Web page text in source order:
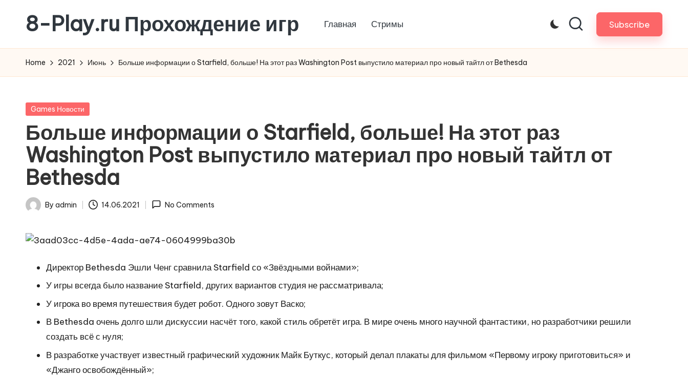
content
8-Play.ru Прохождение игр Главная Стримы Subscribe
Home 2021 Июнь Больше информации о Starfield, больше! На этот раз Washington Post выпустило материал про новый тайтл от Bethesda
Posted
Games Новости
Больше информации о Starfield, больше! На этот раз
Washington Post выпустило материал про новый тайтл от
Bethesda
Posted
By admin 14.06.2021 No Comments
Директор Bethesda Эшли Ченг сравнила Starfield со «Звёздными войнами»;
У игры всегда было название Starfield, других вариантов студия не рассматривала;
У игрока во время путешествия будет робот. Одного зовут Васко;
В Bethesda очень долго шли дискуссии насчёт того, какой стиль обретёт игра. В мире очень много научной фантастики, но разработчики решили
создать всё с нуля;
В разработке участвует известный графический художник Майк Буткус, который делал плакаты для фильмом «Первому игроку приготовиться» и
«Джанго освобождённый»;